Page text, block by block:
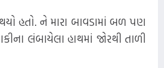
હતો. ને મારા બાવડામાં બળ પણ
લંબાયેલા હાથમાં જોરથી તાળી